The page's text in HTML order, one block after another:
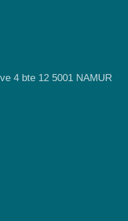
4 bte 12 5001 NAMUR